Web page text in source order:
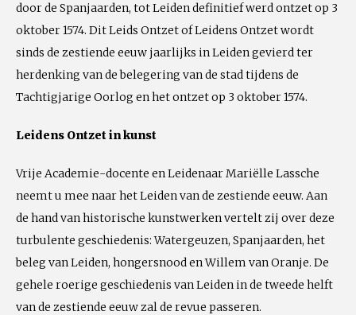
door de Spanjaarden, tot Leiden definitief werd ontzet op 3
oktober 1574. Dit Leids Ontzet of Leidens Ontzet wordt
sinds de zestiende eeuw jaarlijks in Leiden gevierd ter
herdenking van de belegering van de stad tijdens de
Tachtigjarige Oorlog en het ontzet op 3 oktober 1574.
Leidens Ontzet in kunst
Vrije Academie-docente en Leidenaar Mariëlle Lassche
neemt u mee naar het Leiden van de zestiende eeuw. Aan
de hand van historische kunstwerken vertelt zij over deze
turbulente geschiedenis: Watergeuzen, Spanjaarden, het
beleg van Leiden, hongersnood en Willem van Oranje. De
gehele roerige geschiedenis van Leiden in de tweede helft
van de zestiende eeuw zal de revue passeren.